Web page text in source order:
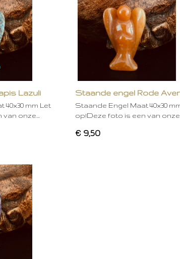
Lazuli
40x30 mm Let
onze…
Staande engel Rode
Staande Engel Maat 40x30
op!Deze foto is een van onze…
€ 9,50